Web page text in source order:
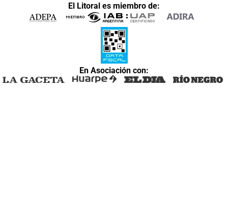
El Litoral es miembro de:
En Asociación con: